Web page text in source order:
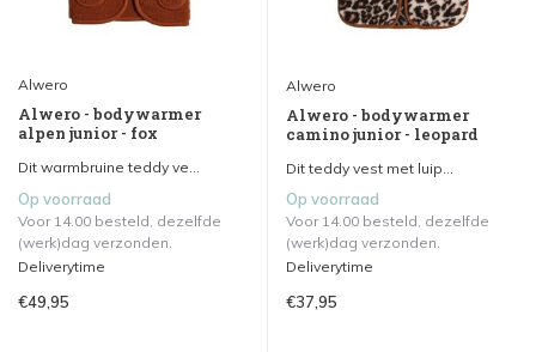
Alwero
Alwero - bodywarmer
alpen junior - fox
Dit warmbruine teddy ve...
Op voorraad
Voor 14.00 besteld, dezelfde
(werk)dag verzonden.
Deliverytime
€49,95
Alwero
Alwero - bodywarmer
camino junior - leopard
Dit teddy vest met luip...
Op voorraad
Voor 14.00 besteld, dezelfde
(werk)dag verzonden.
Deliverytime
€37,95